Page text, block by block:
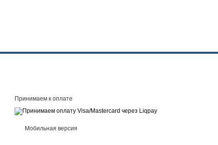
Принимаем к оплате
Мобильная версия